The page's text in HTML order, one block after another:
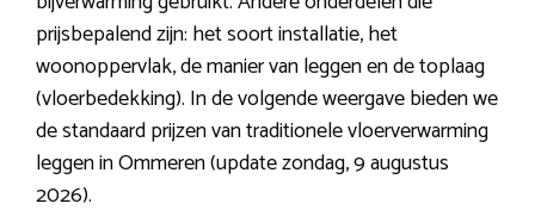
prijsbepalend zijn: het soort installatie, het
woonoppervlak, de manier van leggen en de toplaag
(vloerbedekking). In de volgende weergave bieden we
de standaard prijzen van traditionele vloerverwarming
leggen in Ommeren (update zondag, 9 augustus
2026).